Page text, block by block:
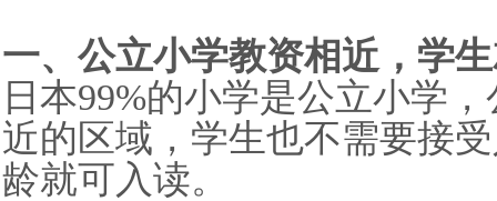
一、公立小学教资相近，学
日本99%的小学是公立小学
近的区域，学生也不需要接
龄就可入读。